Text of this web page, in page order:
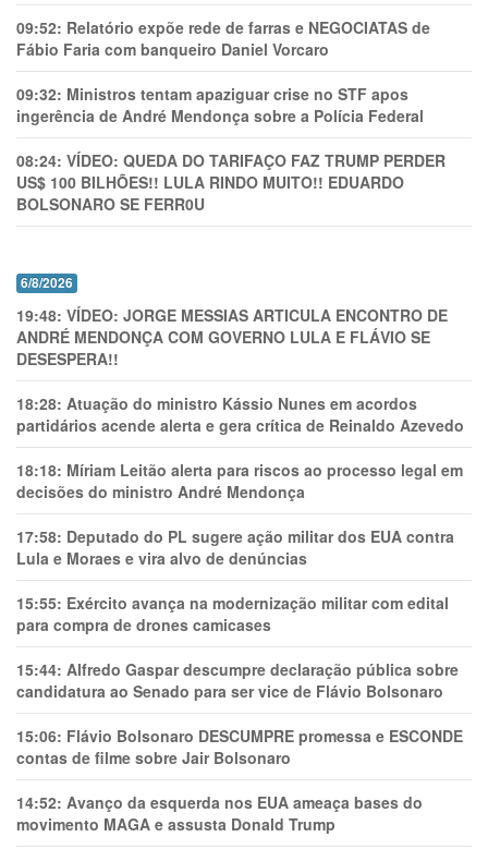
09:52: Relatório expõe rede de farras e NEGOCIATAS de
Fábio Faria com banqueiro Daniel Vorcaro
09:32: Ministros tentam apaziguar crise no STF apos
ingerência de André Mendonça sobre a Polícia Federal
08:24: VÍDEO: QUEDA DO TARIFAÇO FAZ TRUMP PERDER
US$ 100 BILHÕES!! LULA RINDO MUITO!! EDUARDO
BOLSONARO SE FERR0U
6/8/2026
19:48: VÍDEO: JORGE MESSIAS ARTICULA ENCONTRO DE
ANDRÉ MENDONÇA COM GOVERNO LULA E FLÁVIO SE
DESESPERA!!
18:28: Atuação do ministro Kássio Nunes em acordos
partidários acende alerta e gera crítica de Reinaldo Azevedo
18:18: Míriam Leitão alerta para riscos ao processo legal em
decisões do ministro André Mendonça
17:58: Deputado do PL sugere ação militar dos EUA contra
Lula e Moraes e vira alvo de denúncias
15:55: Exército avança na modernização militar com edital
para compra de drones camicases
15:44: Alfredo Gaspar descumpre declaração pública sobre
candidatura ao Senado para ser vice de Flávio Bolsonaro
15:06: Flávio Bolsonaro DESCUMPRE promessa e ESCONDE
contas de filme sobre Jair Bolsonaro
14:52: Avanço da esquerda nos EUA ameaça bases do
movimento MAGA e assusta Donald Trump